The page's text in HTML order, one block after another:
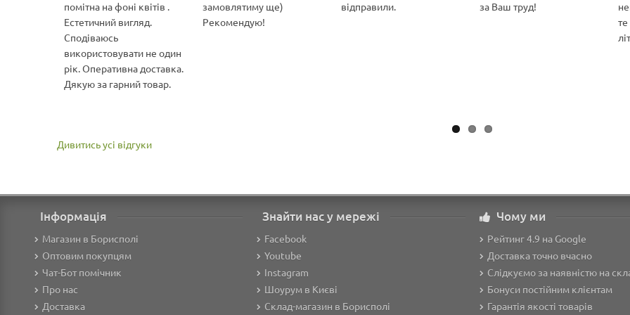
помітна на фоні квітів .
Естетичний вигляд.
Сподіваюсь
використовувати не один
рік. Оперативна доставка.
Дякую за гарний товар.
замовлятиму ще)
Рекомендую!
відправили.
за Ваш труд!
те
Дивитись усі відгуки
Інформація
Магазин в Борисполі
Оптовим покупцям
Чат-Бот помічник
Про нас
Доставка
Знайти нас у мережі
Facebook
Youtube
Instagram
Шоурум в Києві
Склад-магазин в Борисполі
Чому ми
Рейтинг 4.9 на Google
Доставка точно вчасно
Слідкуємо за наявністю на
Бонуси постійним клієнтам
Гарантія якості товарів